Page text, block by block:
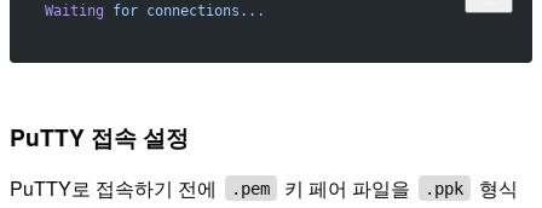
Waiting for connections...
PuTTY 접속 설정
PuTTY로 접속하기 전에 .pem 키 페어 파일을 .ppk
형식